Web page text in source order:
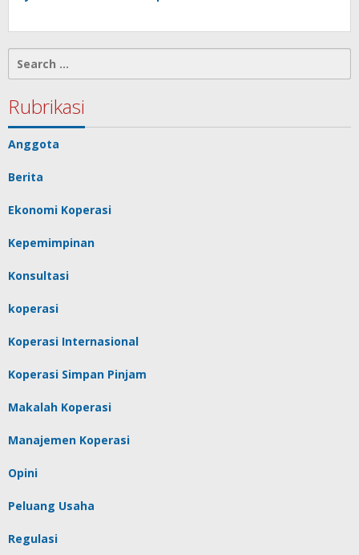
for:
Rubrikasi
Anggota
Berita
Ekonomi Koperasi
Kepemimpinan
Konsultasi
koperasi
Koperasi Internasional
Koperasi Simpan Pinjam
Makalah Koperasi
Manajemen Koperasi
Opini
Peluang Usaha
Regulasi